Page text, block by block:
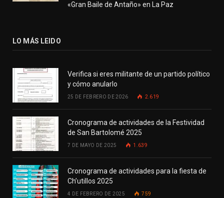
«Gran Baile de Antaño» en La Paz
LO MÁS LEIDO
Verifica si eres militante de un partido político
y cómo anularlo
25 DE FEBRERO DE 2026 2.619
Cronograma de actividades de la Festividad
de San Bartolomé 2025
7 DE MAYO DE 2025 1.639
Cronograma de actividades para la fiesta de
Ch’utillos 2025
4 DE FEBRERO DE 2025 759